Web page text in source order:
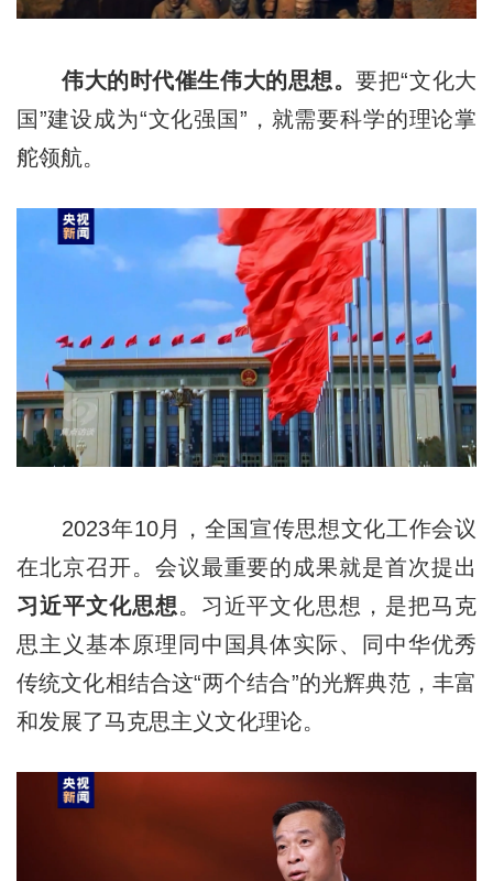
伟大的时代催生伟大的思想。要把“文化大
国”建设成为“文化强国”，就需要科学的理论掌
舵领航。
2023年10月，全国宣传思想文化工作会议
在北京召开。会议最重要的成果就是首次提出
习近平文化思想。习近平文化思想，是把马克
思主义基本原理同中国具体实际、同中华优秀
传统文化相结合这“两个结合”的光辉典范，丰富
和发展了马克思主义文化理论。